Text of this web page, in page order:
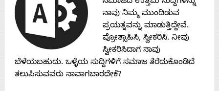
ನಾವು ನಿಮ್ಮ ಮುಂದಿಡುವ
ಪ್ರಯತ್ನವನ್ನು ಮಾಡುತ್ತಿದ್ದೇವೆ.
ಪ್ರೋತ್ಸಾಹಿಸಿ, ಸ್ವೀಕರಿಸಿ. ನೀವು
ಸ್ವೀಕರಿಸಿದಾಗ ನಾವು
ಬೆಳೆಯಬಹುದು. ಒಳ್ಳೆಯ ಸುದ್ದಿಗಳಿಗೆ ಸಮಾಜ ತೆರೆದುಕೊಂಡಿದೆ
ತಲುಪಿಸುವವರು ನಾವಾಗಬಾರದೇಕೆ?